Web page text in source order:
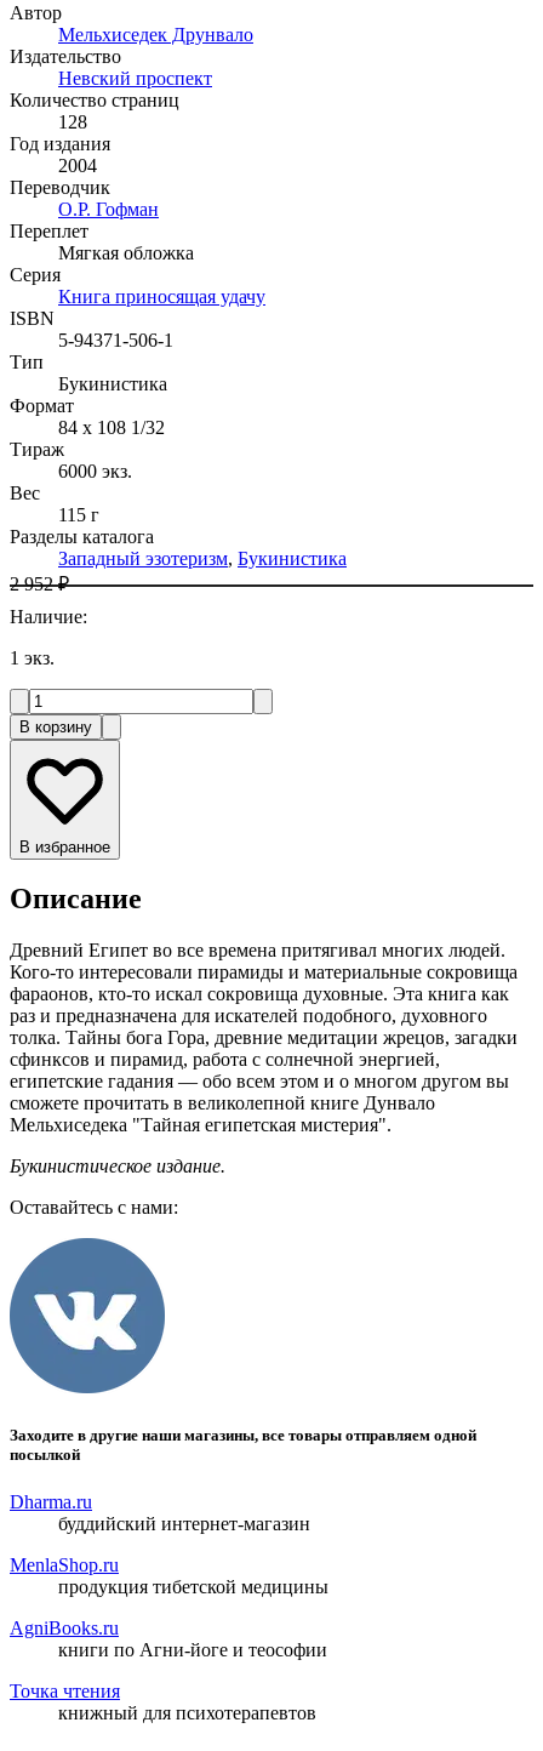
Автор
Мельхиседек Друнвало
Издательство
Невский проспект
Количество страниц
128
Год издания
2004
Переводчик
О.Р. Гофман
Переплет
Мягкая обложка
Серия
Книга приносящая удачу
ISBN
5-94371-506-1
Тип
Букинистика
Формат
84 x 108 1/32
Тираж
6000 экз.
Вес
115 г
Разделы каталога
Западный эзотеризм, Букинистика
2 952 ₽
Наличие:
1 экз.
В корзину
В избранное
Описание
Древний Египет во все времена притягивал многих людей.
Кого-то интересовали пирамиды и материальные сокровища
фараонов, кто-то искал сокровища духовные. Эта книга как
раз и предназначена для искателей подобного, духовного
толка. Тайны бога Гора, древние медитации жрецов, загадки
сфинксов и пирамид, работа с солнечной энергией,
египетские гадания — обо всем этом и о многом другом вы
сможете прочитать в великолепной книге Дунвало
Мельхиседека "Тайная египетская мистерия".
Букинистическое издание.
Оставайтесь с нами:
Заходите в другие наши магазины, все товары отправляем одной
посылкой
Dharma.ru
буддийский интернет-магазин
MenlaShop.ru
продукция тибетской медицины
AgniBooks.ru
книги по Агни-йоге и теософии
Точка чтения
книжный для психотерапевтов